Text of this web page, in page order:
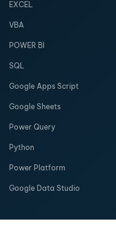
EXCEL
VBA
POWER BI
SQL
Google Apps Script
Google Sheets
Power Query
Python
Power Platform
Google Data Studio